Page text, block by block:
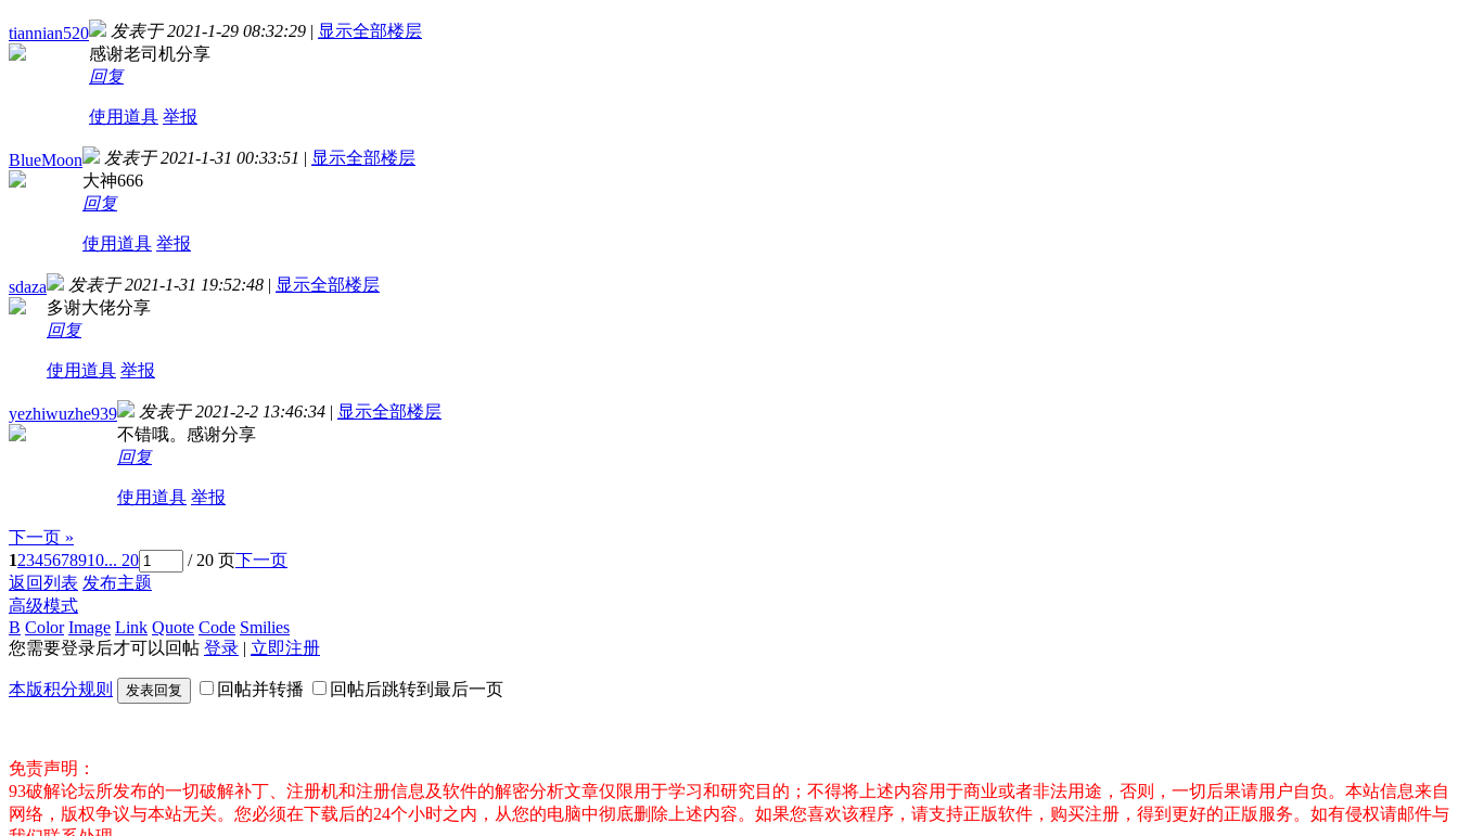
tiannian520 发表于 2021-1-29 08:32:29 | 显示全部楼层
感谢老司机分享
回复
使用道具 举报
BlueMoon 发表于 2021-1-31 00:33:51 | 显示全部楼层
大神666
回复
使用道具 举报
sdaza 发表于 2021-1-31 19:52:48 | 显示全部楼层
多谢大佬分享
回复
使用道具 举报
yezhiwuzhe939 发表于 2021-2-2 13:46:34 | 显示全部楼层
不错哦。感谢分享
回复
使用道具 举报
下一页 »
12345678910... 20 / 20 页下一页
返回列表 发布主题
高级模式
B Color Image Link Quote Code Smilies
您需要登录后才可以回帖 登录 | 立即注册
本版积分规则 发表回复 回帖并转播 回帖后跳转到最后一页
免责声明：
93破解论坛所发布的一切破解补丁、注册机和注册信息及软件的解密分析文章仅限用于学习和研究目的；不得将上述内容用于商业或者非法用途，否则，一切后果请用户自负。本站信息来自
网络，版权争议与本站无关。您必须在下载后的24个小时之内，从您的电脑中彻底删除上述内容。如果您喜欢该程序，请支持正版软件，购买注册，得到更好的正版服务。如有侵权请邮件与